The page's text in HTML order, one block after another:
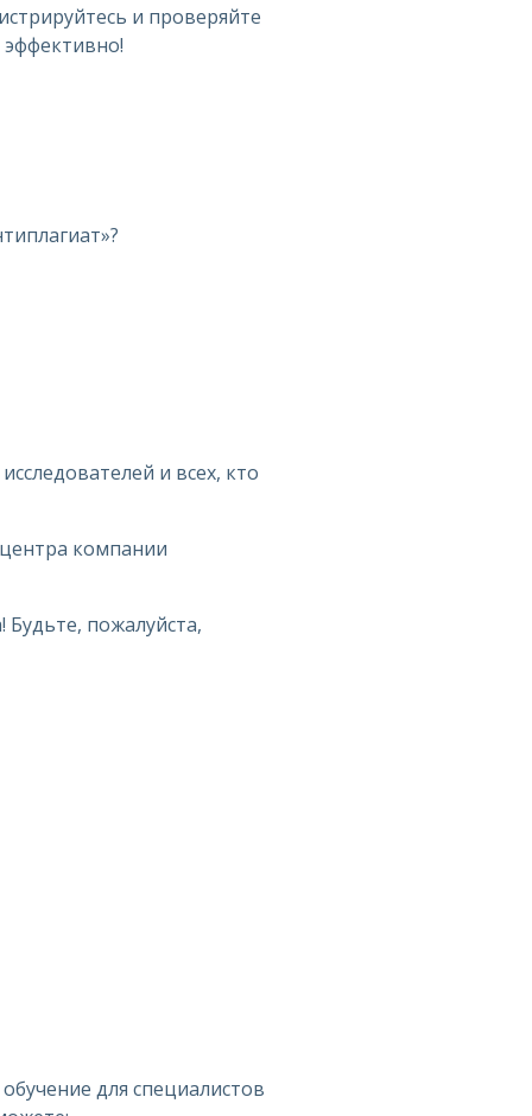
и проверяйте
и всех, кто
компании
пожалуйста,
для специалистов